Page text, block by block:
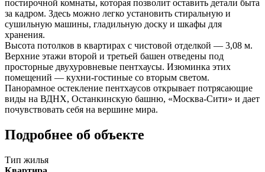
постирочной комнаты, которая позволит оставить детали быта
за кадром. Здесь можно легко установить стиральную и
сушильную машины, гладильную доску и шкафы для
хранения.
Высота потолков в квартирах с чистовой отделкой — 3,08 м.
Верхние этажи второй и третьей башен отведены под
просторные двухуровневые пентхаусы. Изюминка этих
помещений — кухни-гостиные со вторым светом.
Панорамное остекление пентхаусов открывает потрясающие
виды на ВДНХ, Останкинскую башню, «Москва-Сити» и дает
почувствовать себя на вершине мира.
Подробнее об объекте
Тип жилья